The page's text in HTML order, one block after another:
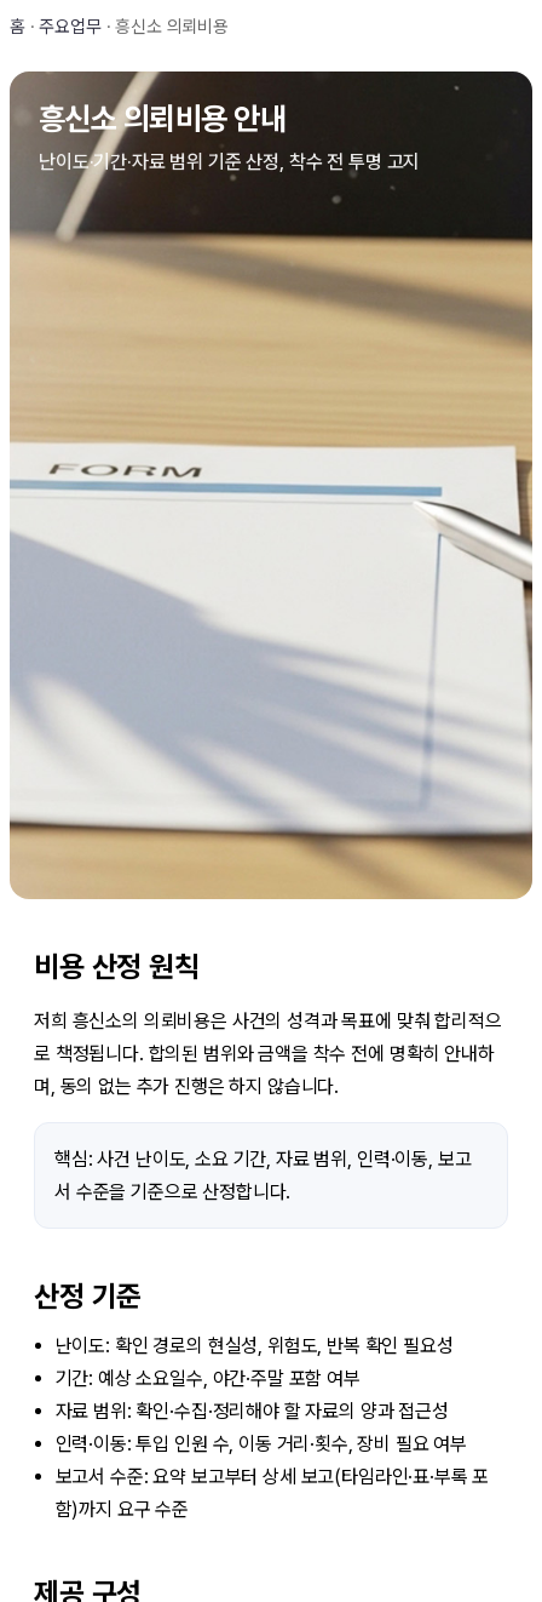
홈·주요업무·흥신소 의뢰비용
흥신소 의뢰비용 안내
난이도·기간·자료 범위 기준 산정, 착수 전 투명 고지
비용 산정 원칙
저희 흥신소의 의뢰비용은 사건의 성격과 목표에 맞춰 합리적으
로 책정됩니다. 합의된 범위와 금액을 착수 전에 명확히 안내하
며, 동의 없는 추가 진행은 하지 않습니다.
핵심: 사건 난이도, 소요 기간, 자료 범위, 인력·이동, 보고
서 수준을 기준으로 산정합니다.
산정 기준
난이도: 확인 경로의 현실성, 위험도, 반복 확인 필요성
기간: 예상 소요일수, 야간·주말 포함 여부
자료 범위: 확인·수집·정리해야 할 자료의 양과 접근성
인력·이동: 투입 인원 수, 이동 거리·횟수, 장비 필요 여부
보고서 수준: 요약 보고부터 상세 보고(타임라인·표·부록 포
함)까지 요구 수준
제공 구성